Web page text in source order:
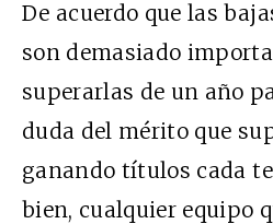
De acuerdo que las
son demasiado
superarlas de un año
duda del mérito que
ganando títulos cada
bien, cualquier equipo